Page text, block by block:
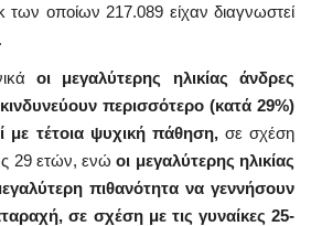
των οποίων 217.089 είχαν διαγνωστεί
οι μεγαλύτερης ηλικίας άνδρες
περισσότερο (κατά 29%)
με τέτοια ψυχική πάθηση,σε σχέση
29 ετών, ενώοι μεγαλύτερης ηλικίας
πιθανότητα να γεννήσουν
σε σχέση με τις γυναίκες 25-